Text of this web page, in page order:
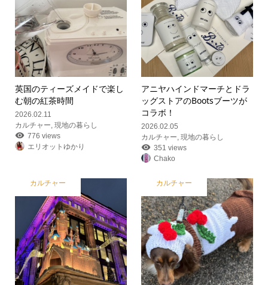
英国のティーズメイドで楽し
む朝の紅茶時間
2026.02.11
カルチャー, 現地の暮らし
776 views
エリオットゆかり
アニヤハインドマーチとドラ
ッグストアのBootsブーツが
コラボ！
2026.02.05
カルチャー,現地の暮らし
351 views
Chako
カルチャー カルチャー